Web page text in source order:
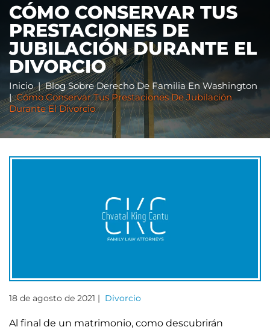
CÓMO CONSERVAR TUS
PRESTACIONES DE
JUBILACIÓN DURANTE EL
DIVORCIO
Inicio|Blog Sobre Derecho De Familia En Washington
|Cómo Conservar Tus Prestaciones De Jubilación
Durante El Divorcio
18 de agosto de 2021 | Divorcio
Al final de un matrimonio, como descubrirán